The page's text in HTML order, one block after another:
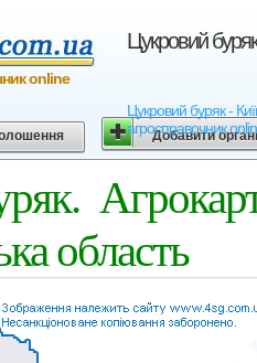
Цукровий
Цукровий буряк -
агросправочник
online
Добавити
область